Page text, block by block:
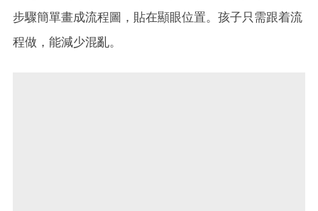
步驟簡單畫成流程圖，貼在顯眼位置。孩子只需跟着流
程做，能減少混亂。